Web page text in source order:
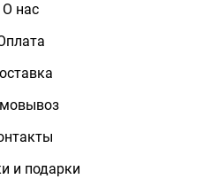
О нас
и подарки